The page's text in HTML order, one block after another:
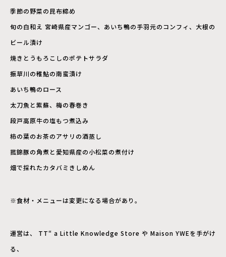
季節の野菜の昆布締め
旬の白和え 宮崎県産マンゴー、あいち鴨の手羽元のコンフィ、大根の
ビール漬け
焼きとうもろこしのポテトサラダ
振草川の稚鮎の南蛮漬け
あいち鴨のロース
太刀魚と紫蘇、梅の春巻き
段戸高原牛の塩もつ煮込み
柿の葉のお茶のアサリの酒蒸し
菰錦豚の角煮と愛知県産の小松菜の煮付け
畑で採れたカタバミきしめん
※食材・メニューは変更になる場合があり。
運営は、 TT“ a Little Knowledge Store や Maison YWEを手がけ
る、